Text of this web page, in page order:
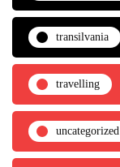
transilvania
travelling
uncategorized